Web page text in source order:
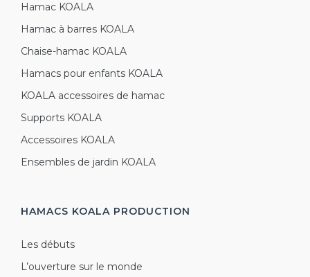
Hamac KOALA
Hamac à barres KOALA
Chaise-hamac KOALA
Hamacs pour enfants KOALA
KOALA accessoires de hamac
Supports KOALA
Accessoires KOALA
Ensembles de jardin KOALA
HAMACS KOALA PRODUCTION
Les débuts
L’ouverture sur le monde